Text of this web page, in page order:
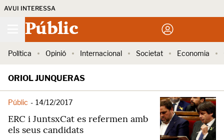
AVUI INTERESSA
Públic
Política Opinió Internacional Societat Economia
ORIOL JUNQUERAS
Públic - 14/12/2017
ERC i JuntsxCat es refermen amb
els seus candidats